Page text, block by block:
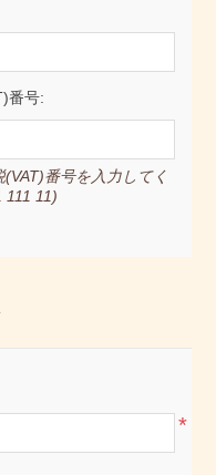
番号:
番号を入力してく
111 11)
*